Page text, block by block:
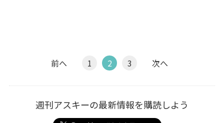
前へ 1 2 3 次へ
週刊アスキーの最新情報を購読しよう